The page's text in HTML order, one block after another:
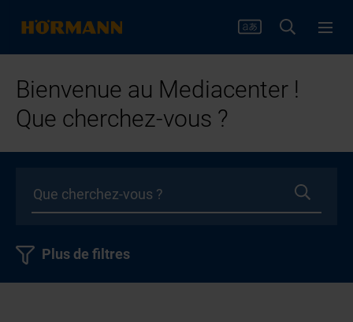
Bienvenue au Mediacenter !
Que cherchez-vous ?
Plus de filtres